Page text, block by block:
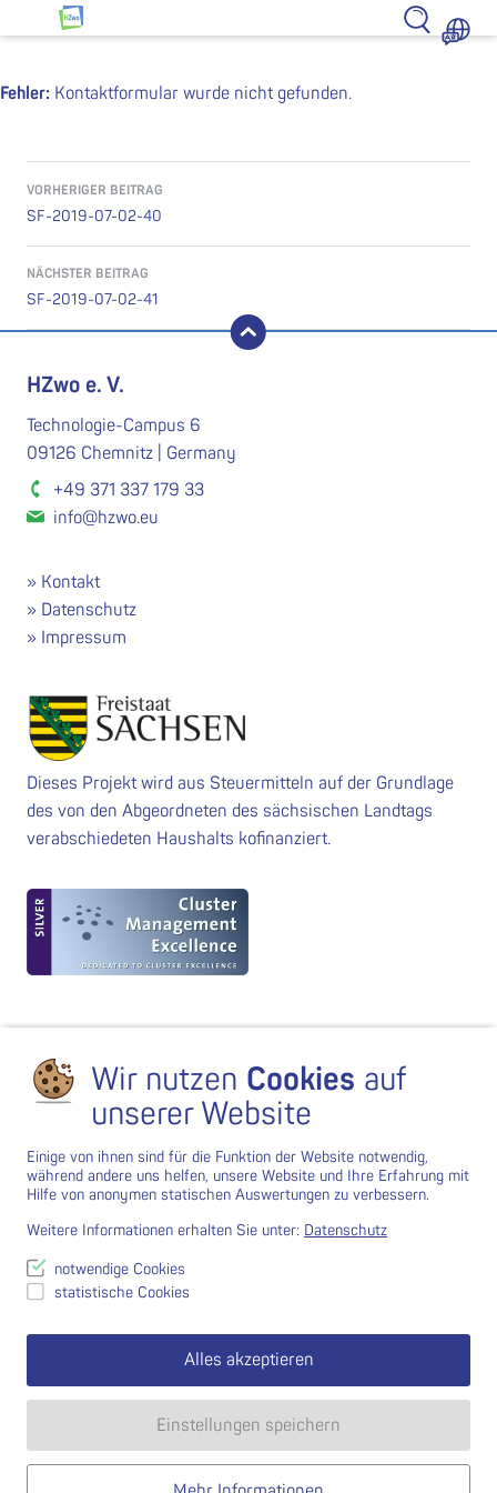
Zum Inhalt springen
HZwo – Antrieb für Sachsen
Fehler: Kontaktformular wurde nicht gefunden.
VORHERIGER BEITRAG
SF-2019-07-02-40
NÄCHSTER BEITRAG
SF-2019-07-02-41
nach oben
HZwo e. V.
Technologie-Campus 6
09126 Chemnitz | Germany
+49 371 337 179 33
info@hzwo.eu
Kontakt
Datenschutz
Impressum
Dieses Projekt wird aus Steuermitteln auf der Grundlage
des von den Abgeordneten des sächsischen Landtags
verabschiedeten Haushalts kofinanziert.
Wir nutzen Cookies auf
unserer Website
Einige von ihnen sind für die Funktion der Website notwendig,
während andere uns helfen, unsere Website und Ihre Erfahrung mit
Hilfe von anonymen statischen Auswertungen zu verbessern.
Weitere Informationen erhalten Sie unter: Datenschutz
notwendige Cookies
statistische Cookies
Alles akzeptieren
Einstellungen speichern